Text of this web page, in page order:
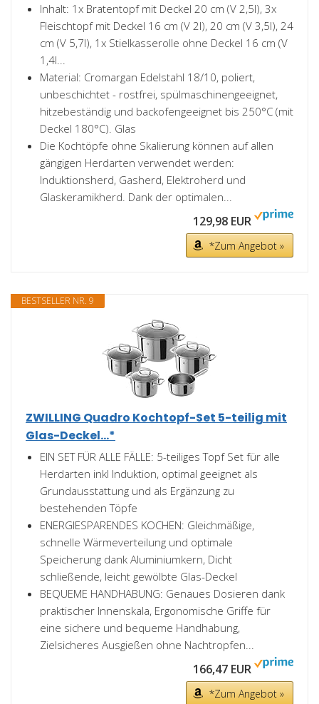
Inhalt: 1x Bratentopf mit Deckel 20 cm (V 2,5l), 3x
Fleischtopf mit Deckel 16 cm (V 2l), 20 cm (V 3,5l), 24
cm (V 5,7l), 1x Stielkasserolle ohne Deckel 16 cm (V
1,4l...
Material: Cromargan Edelstahl 18/10, poliert,
unbeschichtet - rostfrei, spülmaschinengeeignet,
hitzebeständig und backofengeeignet bis 250°C (mit
Deckel 180°C). Glas
Die Kochtöpfe ohne Skalierung können auf allen
gängigen Herdarten verwendet werden:
Induktionsherd, Gasherd, Elektroherd und
Glaskeramikherd. Dank der optimalen...
129,98 EUR
*Zum Angebot »
BESTSELLER NR. 9
ZWILLING Quadro Kochtopf-Set 5-teilig mit
Glas-Deckel...*
EIN SET FÜR ALLE FÄLLE: 5-teiliges Topf Set für alle
Herdarten inkl Induktion, optimal geeignet als
Grundausstattung und als Ergänzung zu
bestehenden Töpfe
ENERGIESPARENDES KOCHEN: Gleichmäßige,
schnelle Wärmeverteilung und optimale
Speicherung dank Aluminiumkern, Dicht
schließende, leicht gewölbte Glas-Deckel
BEQUEME HANDHABUNG: Genaues Dosieren dank
praktischer Innenskala, Ergonomische Griffe für
eine sichere und bequeme Handhabung,
Zielsicheres Ausgießen ohne Nachtropfen...
166,47 EUR
*Zum Angebot »